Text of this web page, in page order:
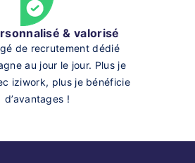
& valorisé
de recrutement dédié
au jour le jour. Plus je
iziwork, plus je bénéficie
d’avantages !